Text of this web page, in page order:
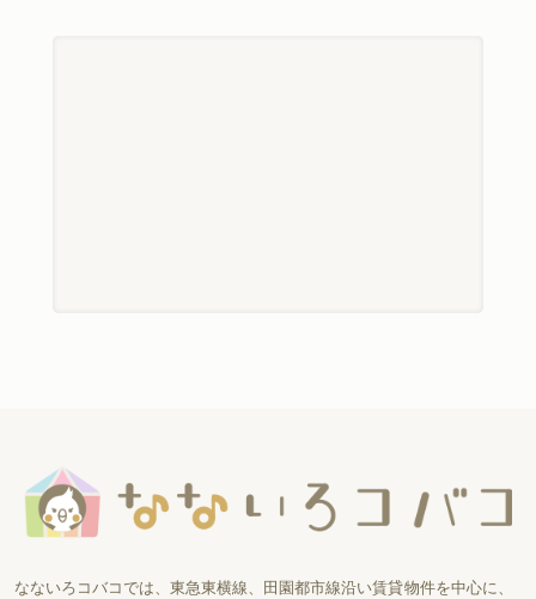
なないろコバコでは、東急東横線、田園都市線沿い賃貸物件を中心に、